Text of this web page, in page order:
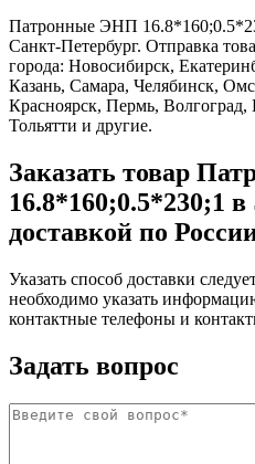
Патронные ЭНП
Санкт-Петербург. Отправка
города: Новосибирск,
Казань, Самара, Челябинск,
Красноярск, Пермь,
Тольятти и другие.
Заказать товар
16.8*160;0.5*230;1 в
доставкой по
Указать способ доставки
необходимо указать
контактные телефоны и
Задать вопрос